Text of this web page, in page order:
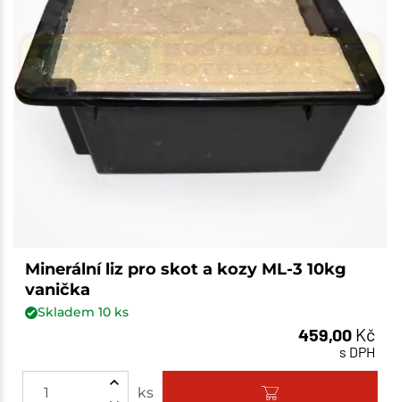
Minerální liz pro skot a kozy ML-3 10kg
vanička
Skladem 10ks
459,00 Kč
s DPH
ks